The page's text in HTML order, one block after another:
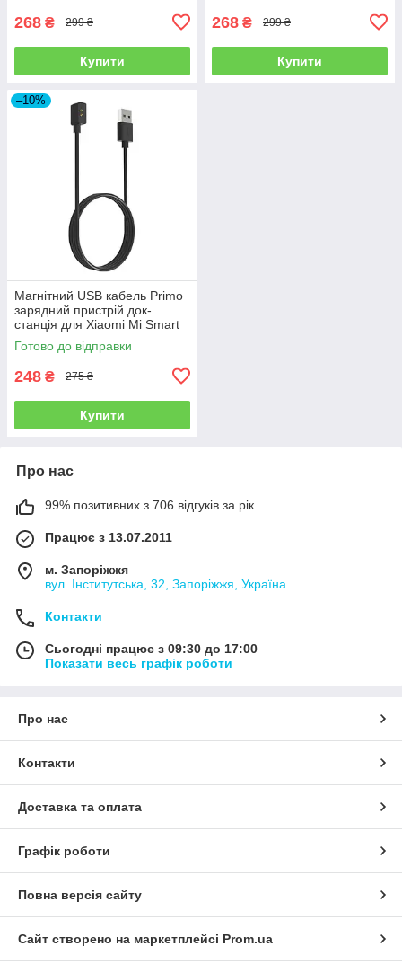
268 ₴ 299 ₴
Купити
268 ₴ 299 ₴
Купити
–10%
Магнітний USB кабель Primo
зарядний пристрій док-
станція для Xiaomi Mi Smart
Band 7 Pro - Black
Готово до відправки
248 ₴ 275 ₴
Купити
Про нас
99% позитивних з 706 відгуків за рік
Працює з 13.07.2011
м. Запоріжжя
вул. Інститутська, 32, Запоріжжя, Україна
Контакти
Сьогодні працює з 09:30 до 17:00
Показати весь графік роботи
Про нас
Контакти
Доставка та оплата
Графік роботи
Повна версія сайту
Сайт створено на маркетплейсі Prom.ua